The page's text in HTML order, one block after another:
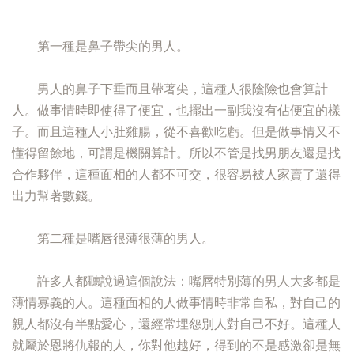
第一種是鼻子帶尖的男人。
男人的鼻子下垂而且帶著尖，這種人很陰險也會算計
人。做事情時即使得了便宜，也擺出一副我沒有佔便宜的樣
子。而且這種人小肚雞腸，從不喜歡吃虧。但是做事情又不
懂得留餘地，可謂是機關算計。所以不管是找男朋友還是找
合作夥伴，這種面相的人都不可交，很容易被人家賣了還得
出力幫著數錢。
第二種是嘴唇很薄很薄的男人。
許多人都聽說過這個說法：嘴唇特別薄的男人大多都是
薄情寡義的人。這種面相的人做事情時非常自私，對自己的
親人都沒有半點愛心，還經常埋怨別人對自己不好。這種人
就屬於恩將仇報的人，你對他越好，得到的不是感激卻是無